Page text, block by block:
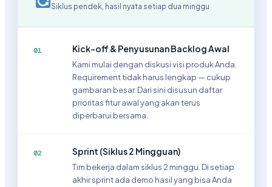
Siklus pendek, hasil nyata setiap dua minggu
01 Kick-off & Penyusunan Backlog Awal
Kami mulai dengan diskusi visi produk Anda.
Requirement tidak harus lengkap — cukup
gambaran besar. Dari sini disusun daftar
prioritas fitur awal yang akan terus
diperbarui bersama.
02 Sprint (Siklus 2 Mingguan)
Tim bekerja dalam siklus 2 minggu. Di setiap
akhir sprint ada demo hasil yang bisa Anda